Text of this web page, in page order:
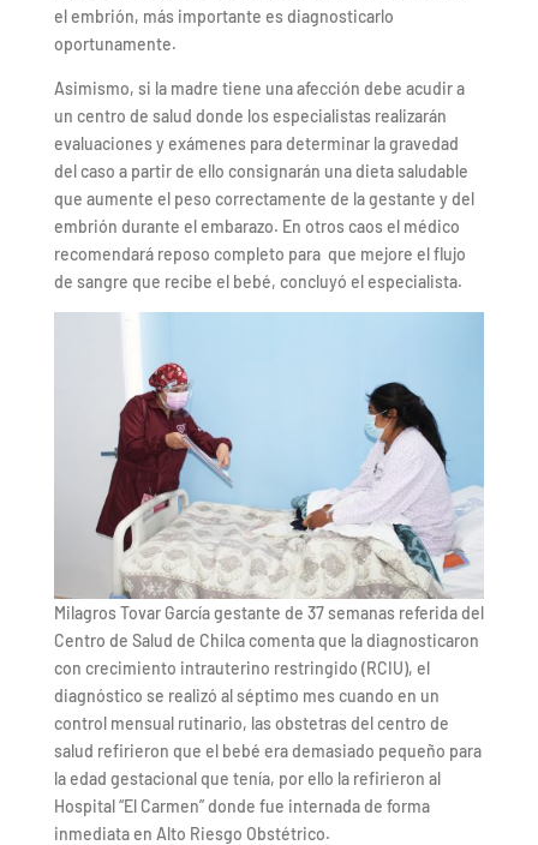
el embrión, más importante es diagnosticarlo
oportunamente.
Asimismo, si la madre tiene una afección debe acudir a
un centro de salud donde los especialistas realizarán
evaluaciones y exámenes para determinar la gravedad
del caso a partir de ello consignarán una dieta saludable
que aumente el peso correctamente de la gestante y del
embrión durante el embarazo. En otros caos el médico
recomendará reposo completo para que mejore el flujo
de sangre que recibe el bebé, concluyó el especialista.
Milagros Tovar García gestante de 37 semanas referida del
Centro de Salud de Chilca comenta que la diagnosticaron
con crecimiento intrauterino restringido (RCIU), el
diagnóstico se realizó al séptimo mes cuando en un
control mensual rutinario, las obstetras del centro de
salud refirieron que el bebé era demasiado pequeño para
la edad gestacional que tenía, por ello la refirieron al
Hospital “El Carmen” donde fue internada de forma
inmediata en Alto Riesgo Obstétrico.